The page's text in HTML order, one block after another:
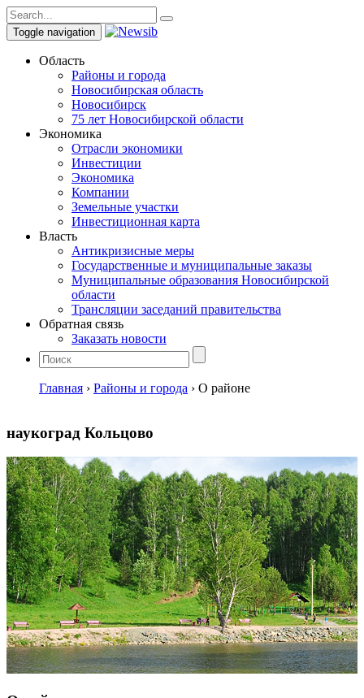
Toggle navigation
Область
Районы и города
Новосибирская область
Новосибирск
75 лет Новосибирской области
Экономика
Отрасли экономики
Инвестиции
Экономика
Компании
Земельные участки
Инвестиционная карта
Власть
Антикризисные меры
Государственные и муниципальные заказы
Муниципальные образования Новосибирской
области
Трансляции заседаний правительства
Обратная связь
Заказать новости
Главная › Районы и города › О районе
наукоград Кольцово